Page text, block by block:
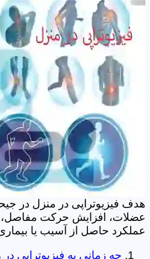
هدف فیزیوتراپی در منزل در
عضلات، افزایش حرکت
عملکرد حاصل از آسیب یا
چه زمانی به فیزیوتراپی